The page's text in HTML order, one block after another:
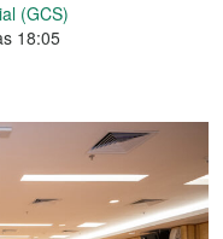
(GCS)
18:05